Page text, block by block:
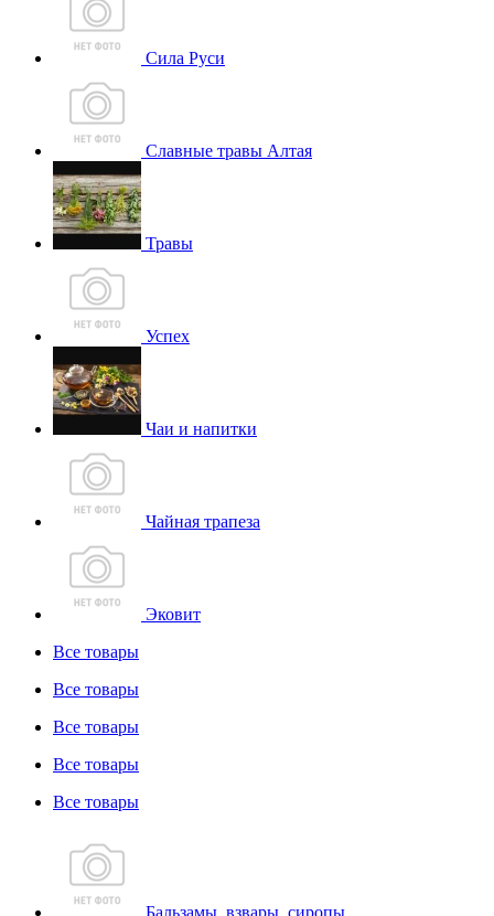
Сила Руси
Славные травы Алтая
Травы
Успех
Чаи и напитки
Чайная трапеза
Эковит
Все товары
Все товары
Все товары
Все товары
Все товары
Бальзамы, взвары, сиропы